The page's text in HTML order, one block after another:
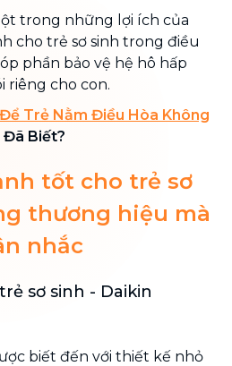
trong những lợi ích của
cho trẻ sơ sinh trong điều
phần bảo vệ hệ hô hấp
riêng cho con.
Trẻ Nằm Điều Hòa Không
Đã Biết?
tốt cho trẻ sơ
thương hiệu mà
nhắc
sơ sinh - Daikin
biết đến với thiết kế nhỏ